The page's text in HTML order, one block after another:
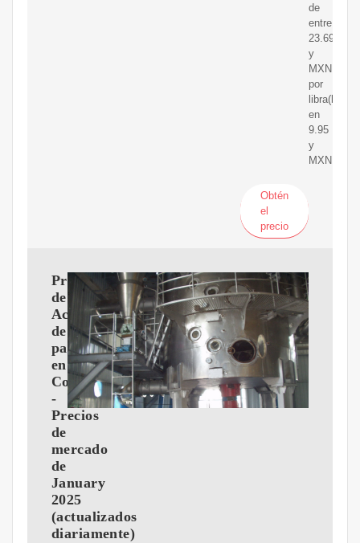
de
entre
23.69
y
MXN
por
libra(lb)
en
9.95
y
MXN.
Obtén
el
precio
Precio
de
Aceite
de
palma
en
Colombia
-
Precios
de
mercado
de
January
2025
(actualizados
diariamente)